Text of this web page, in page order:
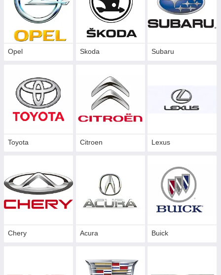
Opel Skoda Subaru
Toyota Citroen Lexus
Chery Acura Buick